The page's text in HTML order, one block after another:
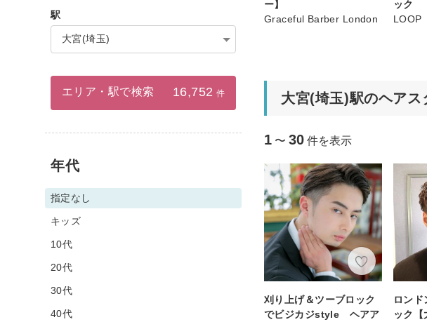
ー】
Graceful Barber London
ック
LOOP
大宮(埼玉)駅のヘアス
1 〜 30 件を表示
刈り上げ＆ツーブロック
でビジカジstyle ヘアア
ロンド
ック【
駅
大宮(埼玉)
エリア・駅で検索 16,752 件
年代
指定なし
キッズ
10代
20代
30代
40代